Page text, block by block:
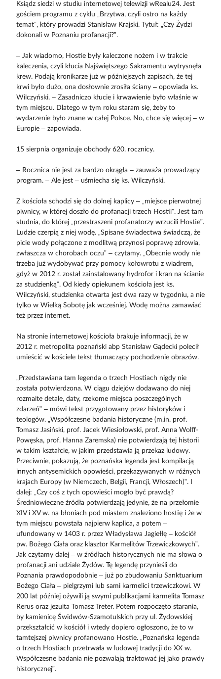
Ksiądz siedzi w studiu internetowej telewizji wRealu24. Jest
gościem programu z cyklu „Brzytwa, czyli ostro na każdy
temat”, który prowadzi Stanisław Krajski. Tytuł: „Czy Żydzi
dokonali w Poznaniu profanacji?”.
– Jak wiadomo, Hostie były kaleczone nożem i w trakcie
kaleczenia, czyli kłucia Najświętszego Sakramentu wytrysnęła
krew. Podają kronikarze już w późniejszych zapisach, że tej
krwi było dużo, ona dosłownie zrosiła ściany – opowiada ks.
Wilczyński. – Zasadniczo kłucie i krwawienie było właśnie w
tym miejscu. Dlatego w tym roku staram się, żeby to
wydarzenie było znane w całej Polsce. No, chce się więcej – w
Europie – zapowiada.
15 sierpnia organizuje obchody 620. rocznicy.
– Rocznica nie jest za bardzo okrągła – zauważa prowadzący
program. – Ale jest – uśmiecha się ks. Wilczyński.
Z kościoła schodzi się do dolnej kaplicy – „miejsce pierwotnej
piwnicy, w której doszło do profanacji trzech Hostii”. Jest tam
studnia, do której „przestraszeni profanatorzy wrzucili Hostie”.
Ludzie czerpią z niej wodę. „Spisane świadectwa świadczą, że
picie wody połączone z modlitwą przynosi poprawę zdrowia,
zwłaszcza w chorobach oczu” – czytamy. „Obecnie wody nie
trzeba już wydobywać przy pomocy kołowrotu z wiadrem,
gdyż w 2012 r. został zainstalowany hydrofor i kran na ścianie
za studzienką”. Od kiedy opiekunem kościoła jest ks.
Wilczyński, studzienka otwarta jest dwa razy w tygodniu, a nie
tylko w Wielką Sobotę jak wcześniej. Wodę można zamawiać
też przez internet.
Na stronie internetowej kościoła brakuje informacji, że w
2012 r. metropolita poznański abp Stanisław Gądecki polecił
umieścić w kościele tekst tłumaczący pochodzenie obrazów.
„Przedstawiana tam legenda o trzech Hostiach nigdy nie
została potwierdzona. W ciągu dziejów dodawano do niej
rozmaite detale, daty, rzekome miejsca poszczególnych
zdarzeń” – mówi tekst przygotowany przez historyków i
teologów. „Współczesne badania historyczne (m.in. prof.
Tomasz Jasiński, prof. Jacek Wiesiołowski, prof. Anna Wolff-
Powęska, prof. Hanna Zaremska) nie potwierdzają tej historii
w takim kształcie, w jakim przedstawia ją przekaz ludowy.
Przeciwnie, pokazują, że poznańska legenda jest kompilacją
innych antysemickich opowieści, przekazywanych w różnych
krajach Europy (w Niemczech, Belgii, Francji, Włoszech)”. I
dalej: „Czy coś z tych opowieści mogło być prawdą?
Średniowieczne źródła potwierdzają jedynie, że na przełomie
XIV i XV w. na błoniach pod miastem znaleziono hostię i że w
tym miejscu powstała najpierw kaplica, a potem –
ufundowany w 1403 r. przez Władysława Jagiełłę – kościół
pw. Bożego Ciała oraz klasztor Karmelitów Trzewiczkowych”.
Jak czytamy dalej – w źródłach historycznych nie ma słowa o
profanacji ani udziale Żydów. Tę legendę przynieśli do
Poznania prawdopodobnie – już po zbudowaniu Sanktuarium
Bożego Ciała – pielgrzymi lub sami karmelici trzewiczkowi. W
200 lat później ożywili ją swymi publikacjami karmelita Tomasz
Rerus oraz jezuita Tomasz Treter. Potem rozpoczęto starania,
by kamienicę Świdwów-Szamotulskich przy ul. Żydowskiej
przekształcić w kościół i wtedy dopiero ogłoszono, że to w
tamtejszej piwnicy profanowano Hostie. „Poznańska legenda
o trzech Hostiach przetrwała w ludowej tradycji do XX w.
Współczesne badania nie pozwalają traktować jej jako prawdy
historycznej”.